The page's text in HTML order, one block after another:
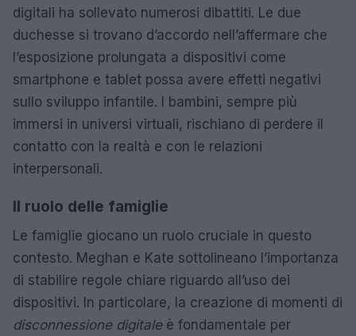
digitali ha sollevato numerosi dibattiti. Le due
duchesse si trovano d’accordo nell’affermare che
l’esposizione prolungata a dispositivi come
smartphone e tablet possa avere effetti negativi
sullo sviluppo infantile. I bambini, sempre più
immersi in universi virtuali, rischiano di perdere il
contatto con la realtà e con le relazioni
interpersonali.
Il ruolo delle famiglie
Le famiglie giocano un ruolo cruciale in questo
contesto. Meghan e Kate sottolineano l’importanza
di stabilire regole chiare riguardo all’uso dei
dispositivi. In particolare, la creazione di momenti di
disconnessione digitaleè fondamentale per